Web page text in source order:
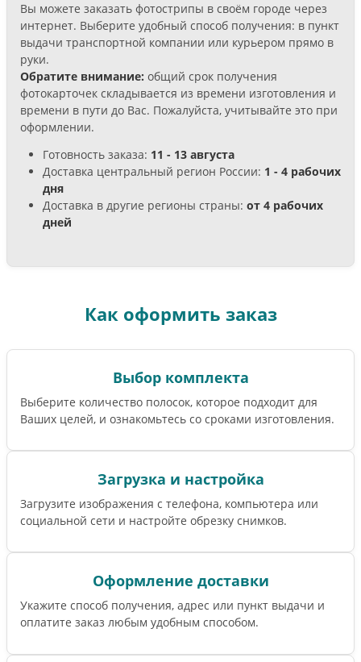
Вы можете заказать фотострипы в своём городе через
интернет. Выберите удобный способ получения: в пункт
выдачи транспортной компании или курьером прямо в
руки.
Обратите внимание: общий срок получения
фотокарточек складывается из времени изготовления и
времени в пути до Вас. Пожалуйста, учитывайте это при
оформлении.
Готовность заказа: 11 - 13 августа
Доставка центральный регион России: 1 - 4 рабочих
дня
Доставка в другие регионы страны: от 4 рабочих
дней
Как оформить заказ
Выбор комплекта
Выберите количество полосок, которое подходит для
Ваших целей, и ознакомьтесь со сроками изготовления.
Загрузка и настройка
Загрузите изображения с телефона, компьютера или
социальной сети и настройте обрезку снимков.
Оформление доставки
Укажите способ получения, адрес или пункт выдачи и
оплатите заказ любым удобным способом.